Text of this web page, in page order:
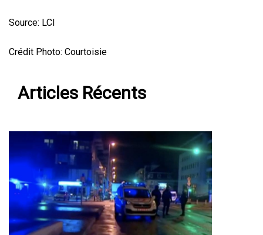
Source: LCI
Crédit Photo: Courtoisie
Articles Récents